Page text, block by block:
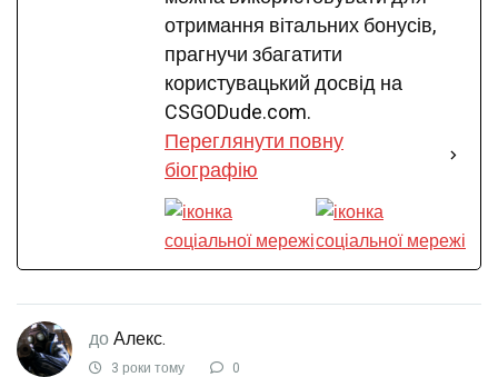
отримання вітальних бонусів,
прагнучи збагатити
користувацький досвід на
CSGODude.com.
Переглянути повну
біографію
до Алекс.
3 роки тому 0